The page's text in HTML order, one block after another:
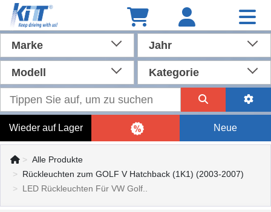
Marke Jahr
Modell Kategorie
Wieder auf Lager Neue
Alle Produkte
Rückleuchten zum GOLF V Hatchback (1K1) (2003-2007)
LED Rückleuchten Für VW Golf..